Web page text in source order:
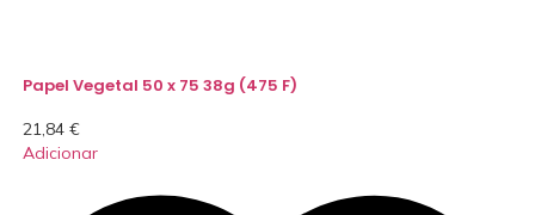
Papel Vegetal 50 x 75 38g (475 F)
21,84 €
Adicionar